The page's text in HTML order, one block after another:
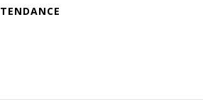
TENDANCE